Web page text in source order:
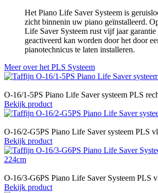
Het Piano Life Saver Systeem is
zicht binnenin uw piano geïnstalleerd.
Life Saver Systeem rust vijf jaar garantie
geactiveerd kan worden door het door
pianotechnicus te laten installeren.
Meer over het PLS Systeem
O-16/1-5PS Piano Life Saver systeem PLS
Bekijk product
O-16/2-G5PS Piano Life Saver systeem PLS
Bekijk product
O-16/3-G6PS Piano Life Saver Systeem PLS
Bekijk product